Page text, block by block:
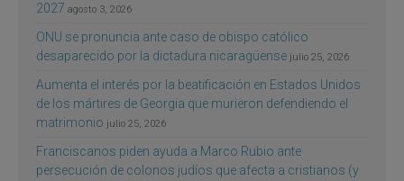
2027 agosto 3, 2026
ONU se pronuncia ante caso de obispo católico
desaparecido por la dictadura nicaragüense julio 25, 2026
Aumenta el interés por la beatificación en Estados Unidos
de los mártires de Georgia que murieron defendiendo el
matrimonio julio 25, 2026
Franciscanos piden ayuda a Marco Rubio ante
persecución de colonos judíos que afecta a cristianos (y